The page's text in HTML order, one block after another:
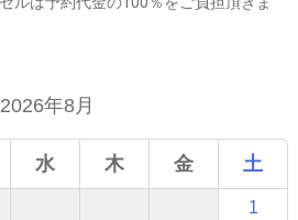
2026年8月
水 木 金 土
1